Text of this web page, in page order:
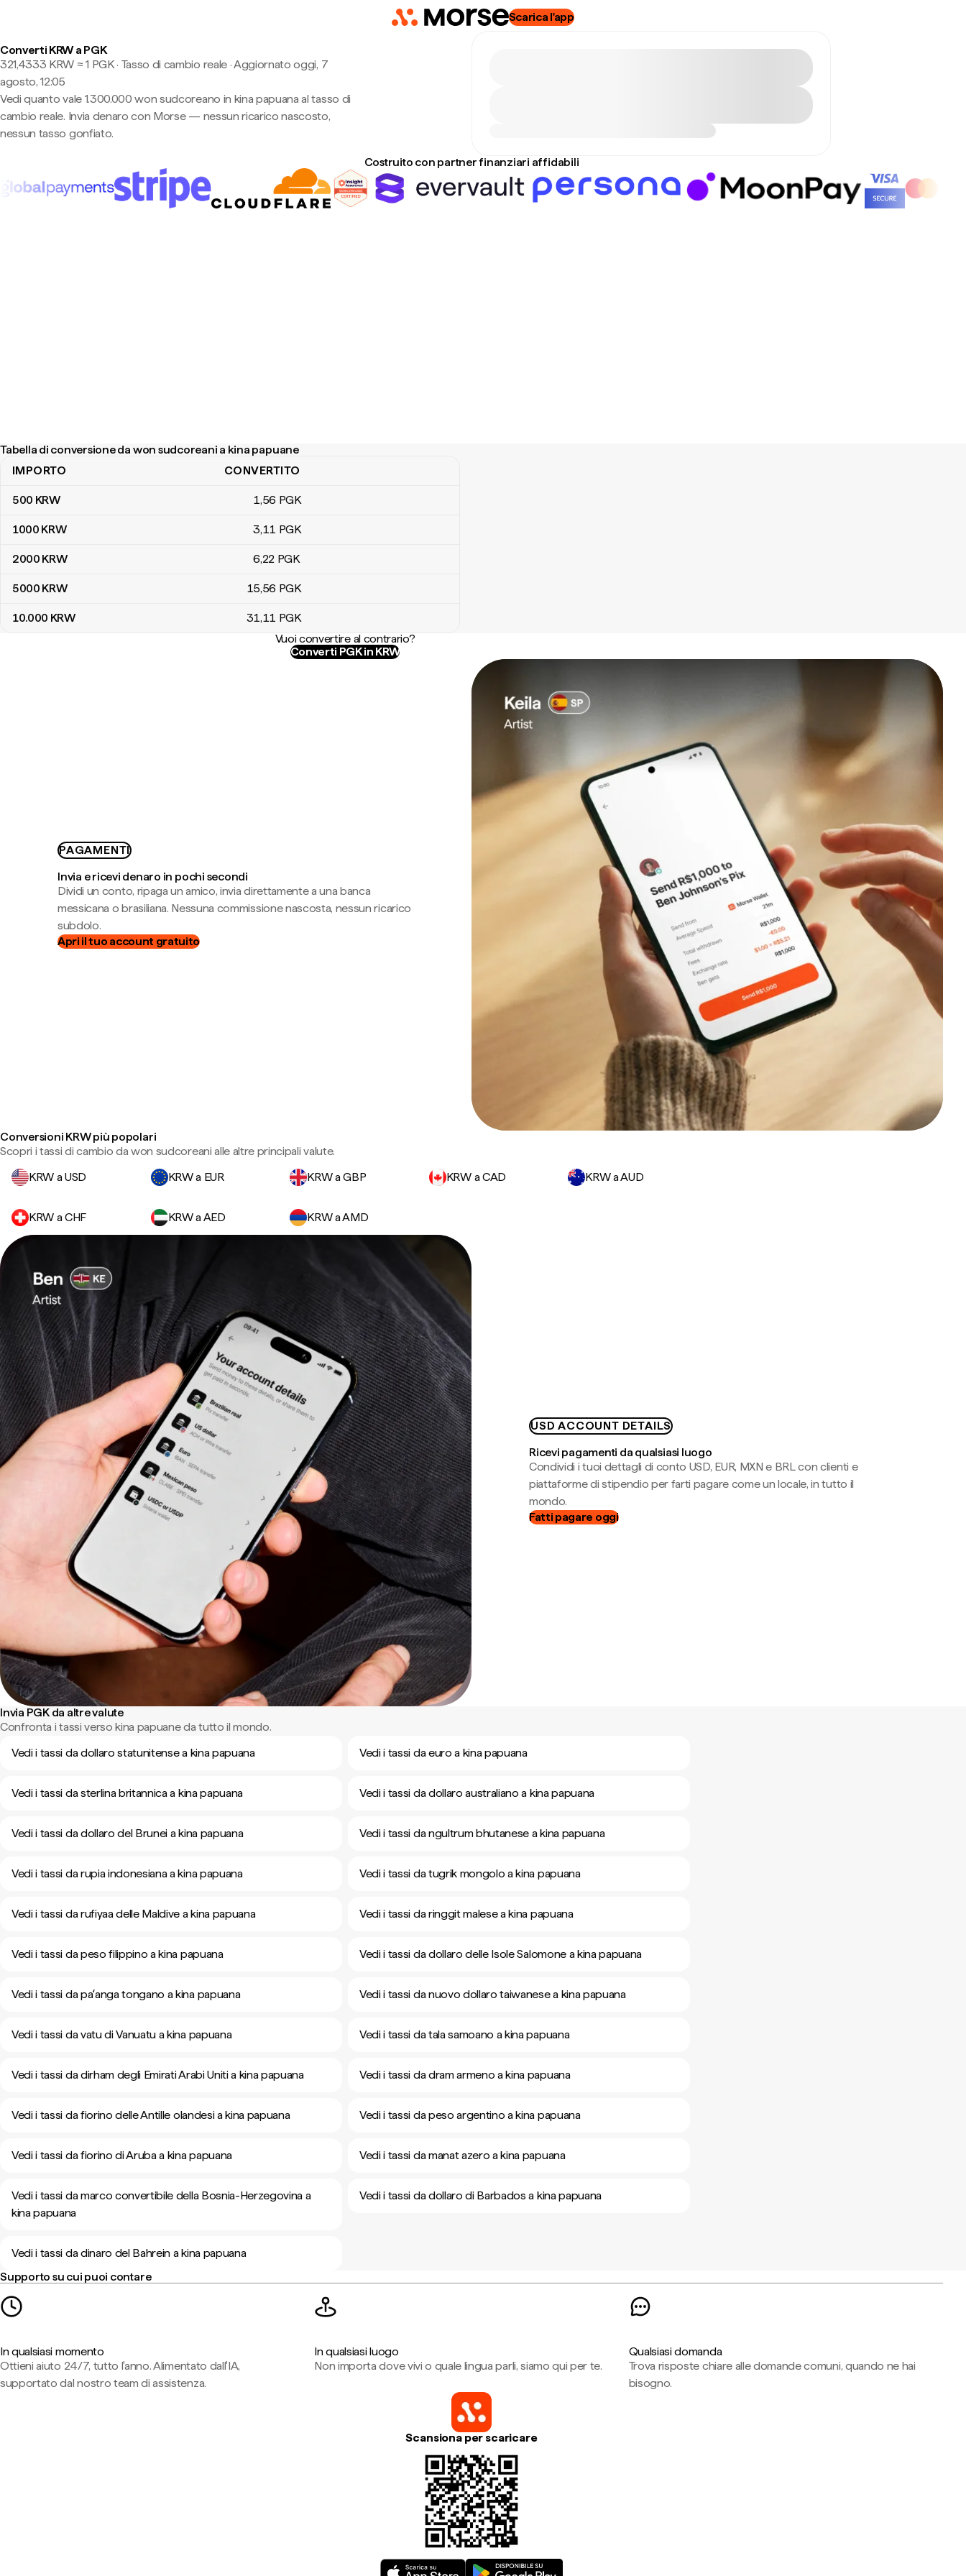
Scarica l'app
Converti KRW a PGK
321,4333 KRW ≈ 1 PGK · Tasso di cambio reale·Aggiornato oggi, 7
agosto, 12:05
Vedi quanto vale 1.300.000 won sudcoreano in kina papuana al tasso di
cambio reale. Invia denaro con Morse — nessun ricarico nascosto,
nessun tasso gonfiato.
Costruito con partner finanziari affidabili
Tabella di conversione da won sudcoreani a kina papuane
Tabella di conversione da won sudcoreani a kina papuane
IMPORTO CONVERTITO
500 KRW 1,56 PGK
1000 KRW 3,11 PGK
2000 KRW 6,22 PGK
5000 KRW 15,56 PGK
10.000 KRW 31,11 PGK
Vuoi convertire al contrario?
Converti PGK in KRW
PAGAMENTI
Invia e ricevi denaro in pochi secondi
Dividi un conto, ripaga un amico, invia direttamente a una banca
messicana o brasiliana. Nessuna commissione nascosta, nessun ricarico
subdolo.
Apri il tuo account gratuito
Conversioni KRW più popolari
Scopri i tassi di cambio da won sudcoreani alle altre principali valute.
KRW a USD
KRW a EUR KRW a GBP KRW a CAD KRW a AUD
KRW a CHF KRW a AED KRW a AMD
USD ACCOUNT DETAILS
Ricevi pagamenti da qualsiasi luogo
Condividi i tuoi dettagli di conto USD, EUR, MXN e BRL con clienti e
piattaforme di stipendio per farti pagare come un locale, in tutto il
mondo.
Fatti pagare oggi
Invia PGK da altre valute
Confronta i tassi verso kina papuane da tutto il mondo.
Vedi i tassi da dollaro statunitense a kina papuana
Vedi i tassi da euro a kina papuana
Vedi i tassi da sterlina britannica a kina papuana Vedi i tassi da dollaro australiano a kina papuana
Vedi i tassi da dollaro del Brunei a kina papuana Vedi i tassi da ngultrum bhutanese a kina papuana
Vedi i tassi da rupia indonesiana a kina papuana Vedi i tassi da tugrik mongolo a kina papuana
Vedi i tassi da rufiyaa delle Maldive a kina papuana Vedi i tassi da ringgit malese a kina papuana
Vedi i tassi da peso filippino a kina papuana Vedi i tassi da dollaro delle Isole Salomone a kina papuana
Vedi i tassi da paʻanga tongano a kina papuana Vedi i tassi da nuovo dollaro taiwanese a kina papuana
Vedi i tassi da vatu di Vanuatu a kina papuana Vedi i tassi da tala samoano a kina papuana
Vedi i tassi da dirham degli Emirati Arabi Uniti a kina papuana Vedi i tassi da dram armeno a kina papuana
Vedi i tassi da fiorino delle Antille olandesi a kina papuana Vedi i tassi da peso argentino a kina papuana
Vedi i tassi da fiorino di Aruba a kina papuana Vedi i tassi da manat azero a kina papuana
Vedi i tassi da marco convertibile della Bosnia-Herzegovina a
kina papuana
Vedi i tassi da dollaro di Barbados a kina papuana
Vedi i tassi da dinaro del Bahrein a kina papuana
Supporto su cui puoi contare
In qualsiasi momento
Ottieni aiuto 24/7, tutto l'anno. Alimentato dall'IA,
supportato dal nostro team di assistenza.
In qualsiasi luogo
Non importa dove vivi o quale lingua parli, siamo qui per te.
Qualsiasi domanda
Trova risposte chiare alle domande comuni, quando ne hai
bisogno.
Scansiona per scaricare